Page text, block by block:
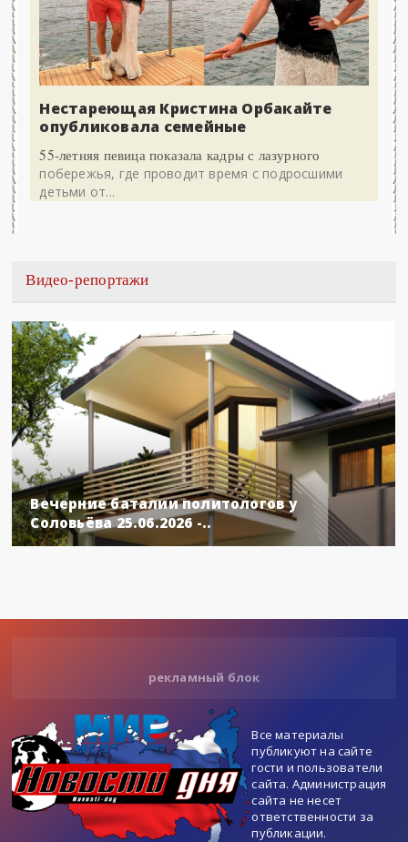
Нестареющая Кристина Орбакайте
опубликовала семейные
55-летняя певица показала кадры с лазурного
побережья, где проводит время с подросшими
детьми от...
Видео-репортажи
Вечерние баталии политологов у
Соловьёва 25.06.2026 -..
рекламный блок
Все материалы
публикуют на сайте
гости и пользователи
сайта. Администрация
сайта не несет
ответственности за
публикации.